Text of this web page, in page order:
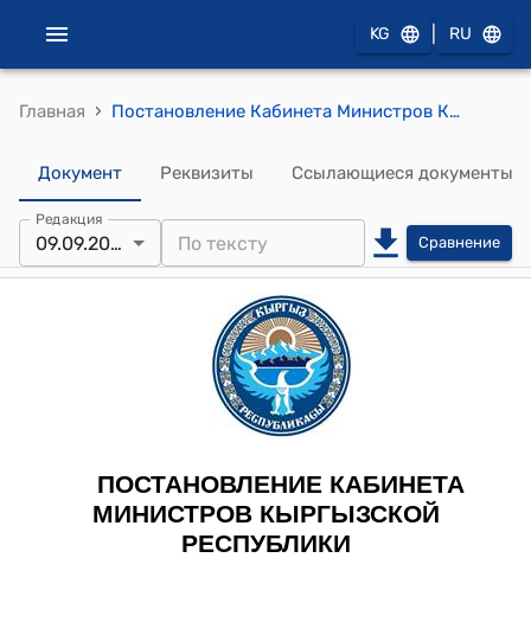
KG RU
Главная › Постановление Кабинета Министров КР от 18 марта 2022 года № 141 "О применении счета-фактуры"
Документ Реквизиты Ссылающиеся документы
Редакция
09.09.2025 Сравнение